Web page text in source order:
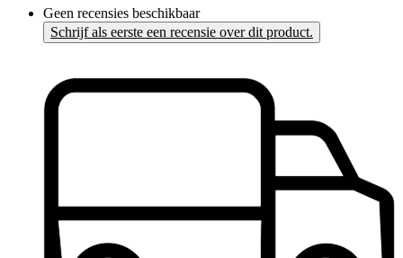
Geen recensies beschikbaar
Schrijf als eerste een recensie over dit product.